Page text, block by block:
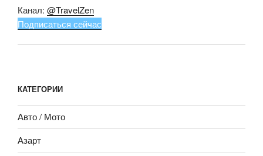
Канал: @TravelZen
Подписаться сейчас
КАТЕГОРИИ
Авто / Мото
Азарт